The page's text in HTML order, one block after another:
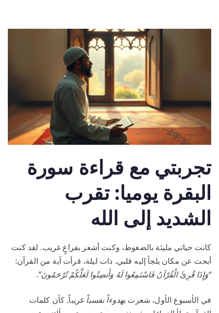
تجربتي مع قراءة سورة
البقرة يوميا: تقرب
الشديد إلى الله
كانت حياتي مليئة بالضغوط، وكنت أشعر بفراغٍ غريب. لقد كنت
أبحث عن مكان يلجأ إليه قلبي. ذات ليلة، قرأت آية من القرآن:
“وَإِذَا قُرِئَ الْقُرْآنُ فَاسْتَمِعُوا لَهُ وَأَنصِتُوا لَعَلَّكُمْ تُرْحَمُونَ”.
في الأسبوع الأول، شعرت بهدوءاً نفسياً غريباً. كأن كلمات